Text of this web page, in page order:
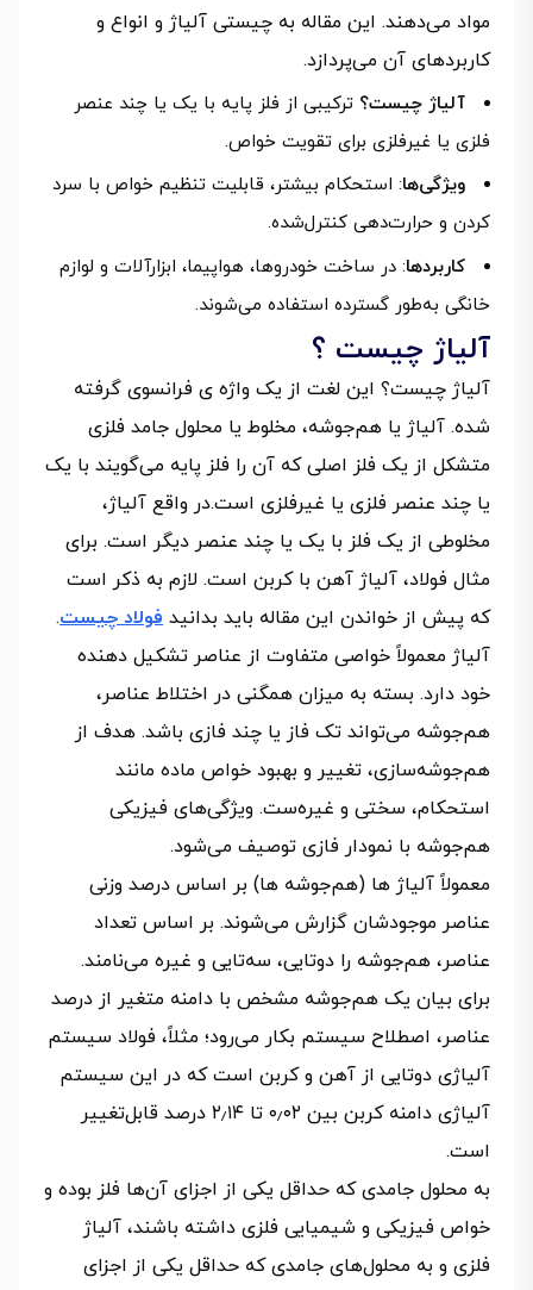
مواد می‌دهند. این مقاله به چیستی آلیاژ و انواع و
کاربردهای آن می‌پردازد.
آلیاژ چیست؟ ترکیبی از فلز پایه با یک یا چند عنصر
فلزی یا غیرفلزی برای تقویت خواص.
ویژگی‌ها: استحکام بیشتر، قابلیت تنظیم خواص با سرد
کردن و حرارت‌دهی کنترل‌شده.
کاربردها: در ساخت خودروها، هواپیما، ابزارآلات و لوازم
خانگی به‌طور گسترده استفاده می‌شوند.
آلیاژ چیست ؟
آلیاژ چیست؟ این لغت از یک واژه ی فرانسوی گرفته
شده. آلیاژ یا هم‌جوشه، مخلوط یا محلول جامد فلزی
متشکل از یک فلز اصلی که آن را فلز پایه می‌گویند با یک
یا چند عنصر فلزی یا غیرفلزی است.در واقع آلیاژ،
مخلوطی از یک فلز با یک یا چند عنصر دیگر است. برای
مثال فولاد، آلیاژ آهن با کربن است. لازم به ذکر است
که پیش از خواندن این مقاله باید بدانید فولاد چیست.
آلیاژ معمولاً خواصی متفاوت از عناصر تشکیل دهنده
خود دارد. بسته به میزان همگنی در اختلاط عناصر،
هم‌جوشه می‌تواند تک فاز یا چند فازی باشد. هدف از
هم‌جوشه‌سازی، تغییر و بهبود خواص ماده مانند
استحکام، سختی و غیره‌ست. ویژگی‌های فیزیکی
هم‌جوشه با نمودار فازی توصیف می‌شود.
معمولاً آلیاژ ها (هم‌جوشه ها) بر اساس درصد وزنی
عناصر موجودشان گزارش می‌شوند. بر اساس تعداد
عناصر، هم‌جوشه را دوتایی، سه‌تایی و غیره می‌نامند.
برای بیان یک هم‌جوشه مشخص با دامنه متغیر از درصد
عناصر، اصطلاح سیستم بکار می‌رود؛ مثلاً، فولاد سیستم
آلیاژی دوتایی از آهن و کربن است که در این سیستم
آلیاژی دامنه کربن بین ۰٫۰۲ تا ۲٫۱۴ درصد قابل‌تغییر
است.
به محلول جامدی که حداقل یکی از اجزای آن‌ها فلز بوده و
خواص فیزیکی و شیمیایی فلزی داشته باشند، آلیاژ
فلزی و به محلول‌های جامدی که حداقل یکی از اجزای